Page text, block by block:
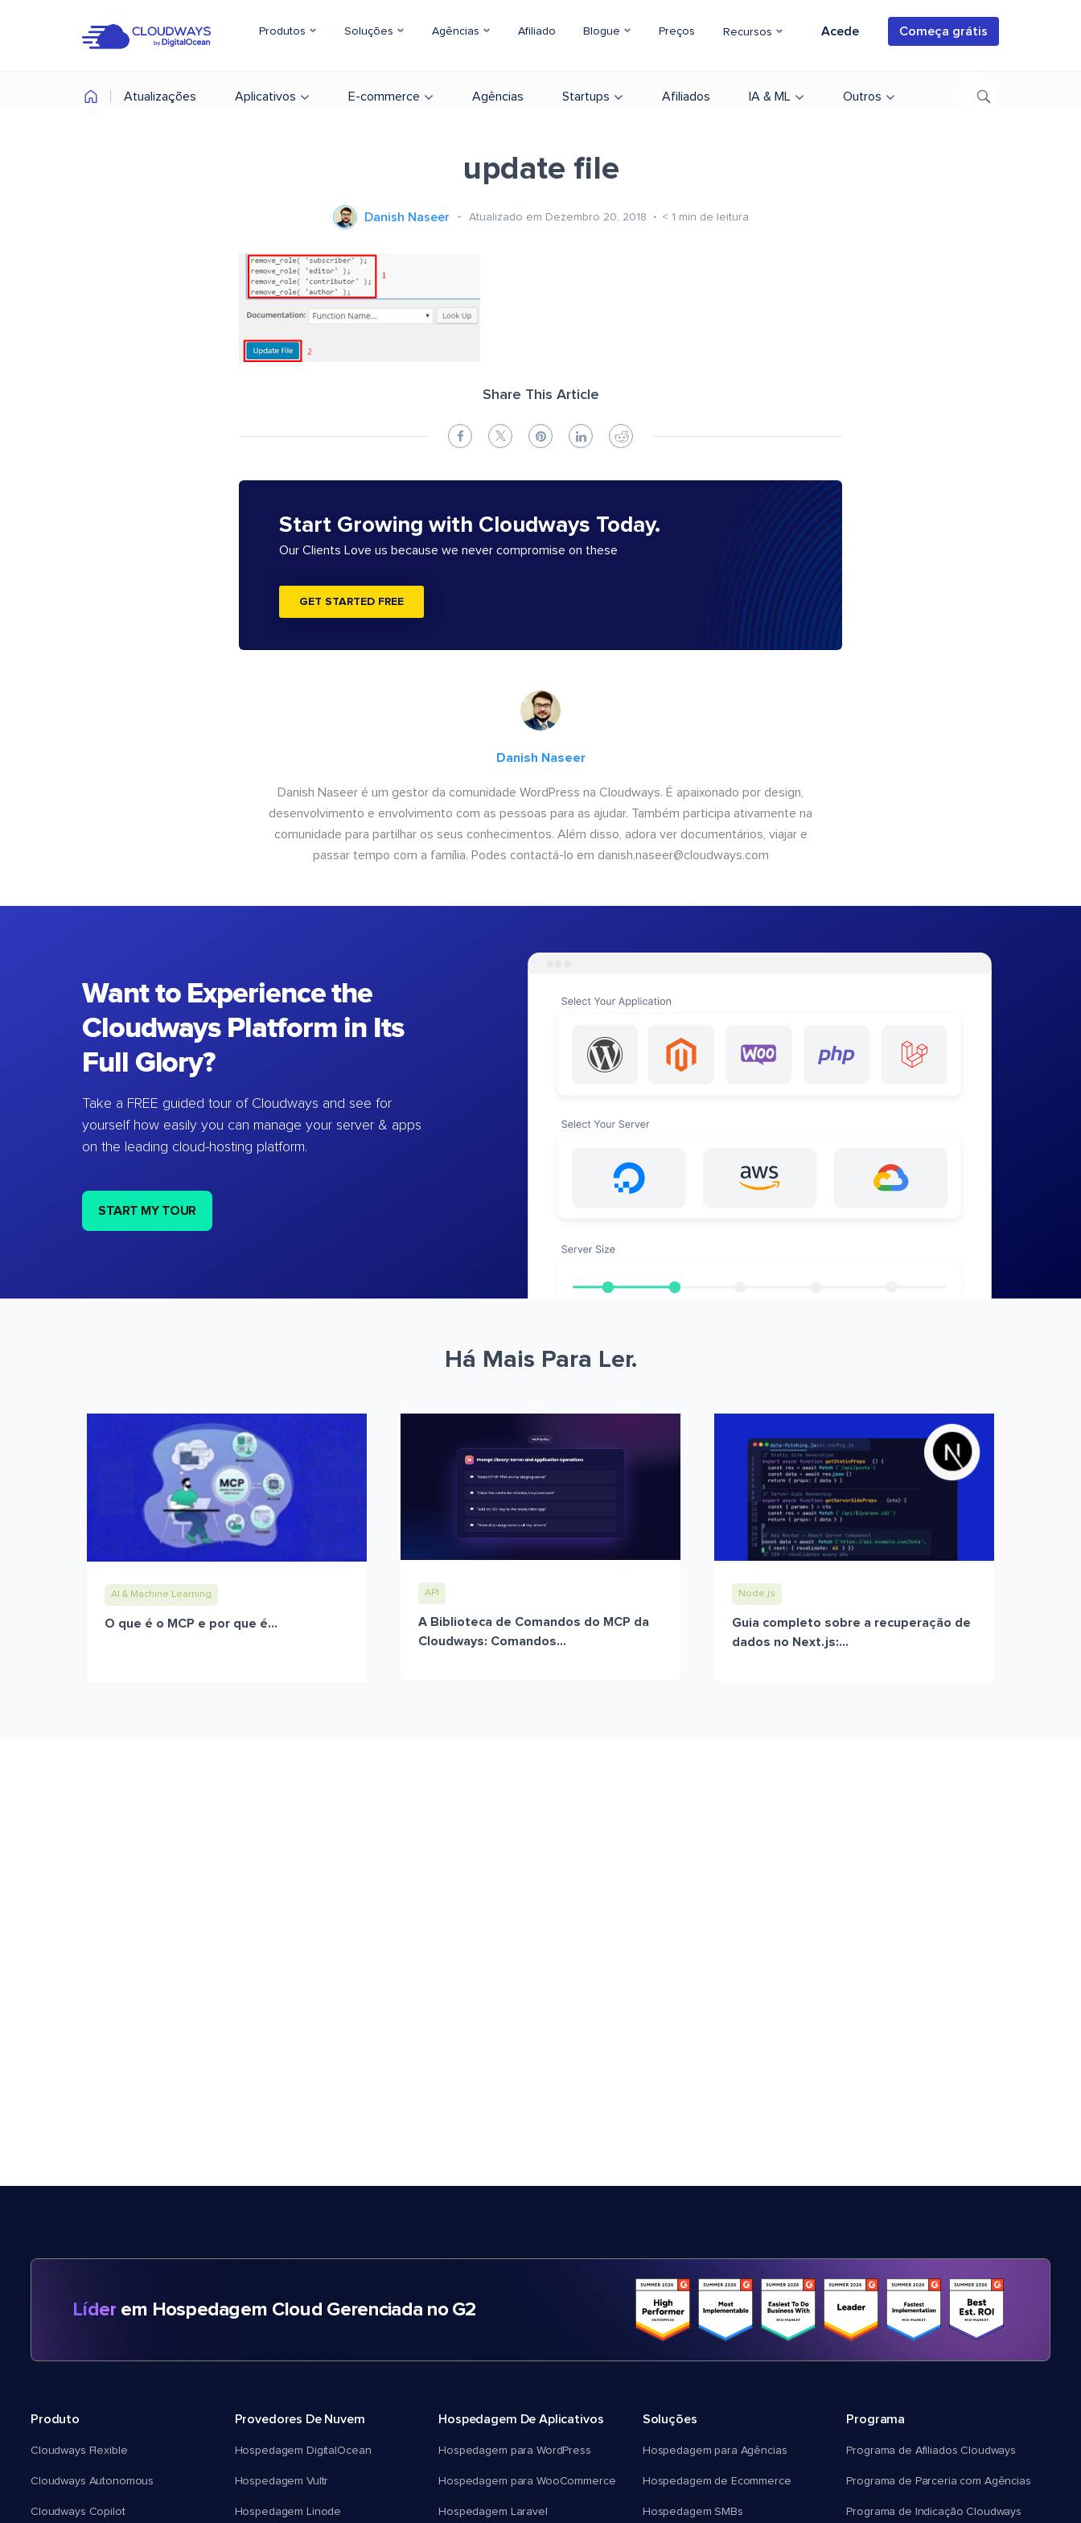
Produtos Soluções Agências Afiliado Blogue Preços Recursos Acede Começa grátis
Atualizações Aplicativos E-commerce Agências Startups Afiliados IA & ML Outros
update file
Danish Naseer Atualizado em Dezembro 20, 2018 < 1 min de leitura
Share This Article
Start Growing with Cloudways Today.
Our Clients Love us because we never compromise on these
GET STARTED FREE
Danish Naseer
Danish Naseer é um gestor da comunidade WordPress na Cloudways. É apaixonado por design,
desenvolvimento e envolvimento com as pessoas para as ajudar. Também participa ativamente na
comunidade para partilhar os seus conhecimentos. Além disso, adora ver documentários, viajar e
passar tempo com a família. Podes contactá-lo em danish.naseer@cloudways.com
Want to Experience the
Cloudways Platform in Its
Full Glory?
Take a FREE guided tour of Cloudways and see for
yourself how easily you can manage your server & apps
on the leading cloud-hosting platform.
START MY TOUR
Há Mais Para Ler.
AI & Machine Learning
O que é o MCP e por que é...
API
A Biblioteca de Comandos do MCP da
Cloudways: Comandos...
Node.js
Guia completo sobre a recuperação de
dados no Next.js:...
Líder em Hospedagem Cloud Gerenciada no G2
Produto
Cloudways Flexible
Cloudways Autonomous
Cloudways Copilot
Provedores De Nuvem
Hospedagem DigitalOcean
Hospedagem Vultr
Hospedagem Linode
Hospedagem De Aplicativos
Hospedagem para WordPress
Hospedagem para WooCommerce
Hospedagem Laravel
Soluções
Hospedagem para Agências
Hospedagem de Ecommerce
Hospedagem SMBs
Programa
Programa de Afiliados Cloudways
Programa de Parceria com Agências
Programa de Indicação Cloudways